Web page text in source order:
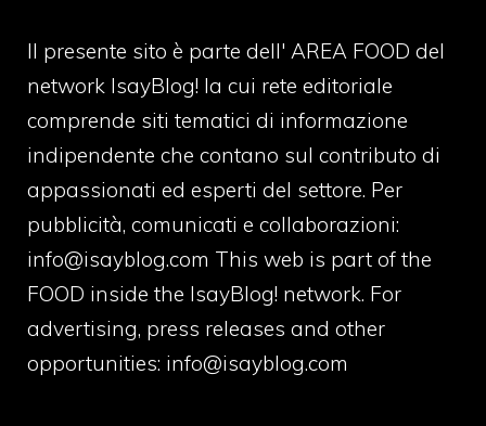
Il presente sito è parte dell' AREA FOOD del
network IsayBlog! la cui rete editoriale
comprende siti tematici di informazione
indipendente che contano sul contributo di
appassionati ed esperti del settore. Per
pubblicità, comunicati e collaborazioni:
info@isayblog.com This web is part of the
FOOD inside the IsayBlog! network. For
advertising, press releases and other
opportunities: info@isayblog.com